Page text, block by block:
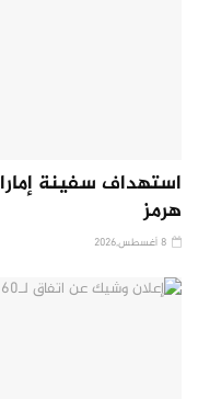
استهداف سفينة
هرمز